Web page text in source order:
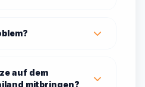
auf dem
mitbringen?